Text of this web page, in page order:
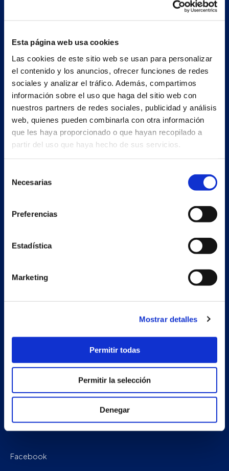
Esta página web usa cookies
Las cookies de este sitio web se usan para personalizar
el contenido y los anuncios, ofrecer funciones de redes
sociales y analizar el tráfico. Además, compartimos
información sobre el uso que haga del sitio web con
nuestros partners de redes sociales, publicidad y análisis
web, quienes pueden combinarla con otra información
que les haya proporcionado o que hayan recopilado a
partir del uso que haya hecho de sus servicios.
Necesarias
Preferencias
Estadística
Marketing
Mostrar detalles
Permitir todas
Permitir la selección
Denegar
Estrada Porto Cabeiro, 68
Pontevedra - España
Trabaja con nosotros
Facebook